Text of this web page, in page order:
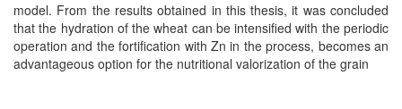
model. From the results obtained in this thesis, it was concluded
that the hydration of the wheat can be intensified with the periodic
operation and the fortification with Zn in the process, becomes an
advantageous option for the nutritional valorization of the grain